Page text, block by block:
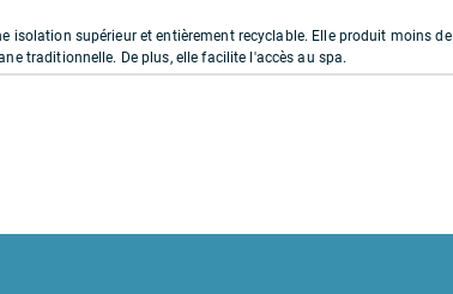
isolation supérieur et entièrement recyclable. Elle produit moins de
traditionnelle. De plus, elle facilite l'accès au spa.